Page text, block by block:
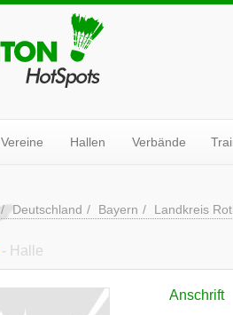
Vereine Hallen Verbände
Deutschland Bayern Landkreis
- Halle
Anschrift